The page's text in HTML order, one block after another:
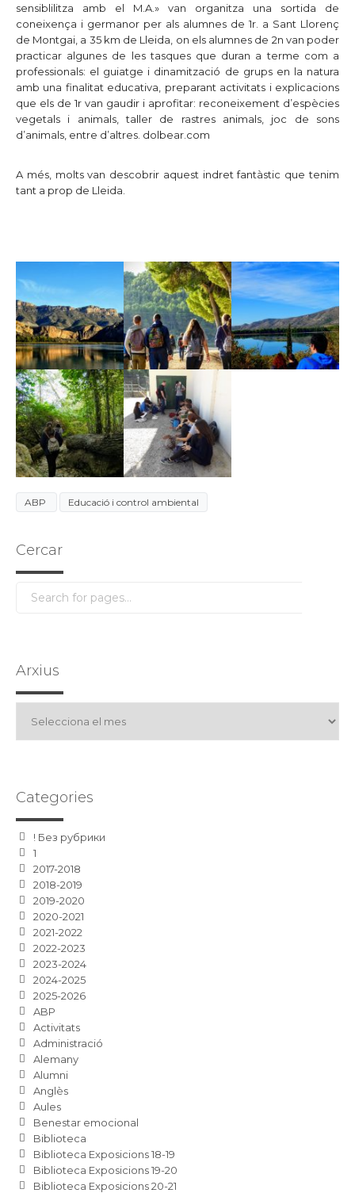
sensiblilitza amb el M.A.» van organitza una sortida de
coneixença i germanor per als alumnes de 1r. a Sant Llorenç
de Montgai, a 35 km de Lleida, on els alumnes de 2n van poder
practicar algunes de les tasques que duran a terme com a
professionals: el guiatge i dinamització de grups en la natura
amb una finalitat educativa, preparant activitats i explicacions
que els de 1r van gaudir i aprofitar: reconeixement d’espècies
vegetals i animals, taller de rastres animals, joc de sons
d’animals, entre d’altres. dolbear.com
A més, molts van descobrir aquest indret fantàstic que tenim
tant a prop de Lleida.
ABP Educació i control ambiental
Cercar
Arxius
Categories
! Без рубрики
1
2017-2018
2018-2019
2019-2020
2020-2021
2021-2022
2022-2023
2023-2024
2024-2025
2025-2026
ABP
Activitats
Administració
Alemany
Alumni
Anglès
Aules
Benestar emocional
Biblioteca
Biblioteca Exposicions 18-19
Biblioteca Exposicions 19-20
Biblioteca Exposicions 20-21